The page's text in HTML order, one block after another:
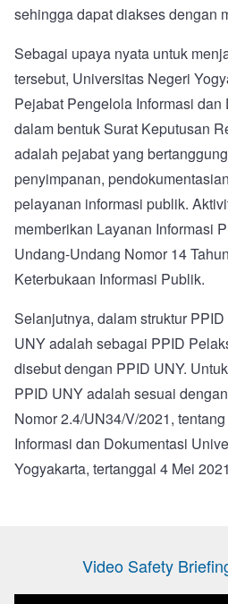
sehingga dapat diakses dengan
Sebagai upaya nyata untuk
tersebut, Universitas Negeri
Pejabat Pengelola Informasi dan
dalam bentuk Surat Keputusan
adalah pejabat yang
penyimpanan,
pelayanan informasi publik.
memberikan Layanan Informasi
Undang-Undang Nomor 14
Keterbukaan Informasi Publik.
Selanjutnya, dalam struktur
UNY adalah sebagai PPID
disebut dengan PPID UNY.
PPID UNY adalah sesuai
Nomor 2.4/UN34/V/2021,
Informasi dan Dokumentasi
Yogyakarta, tertanggal 4 Mei
Video Safety